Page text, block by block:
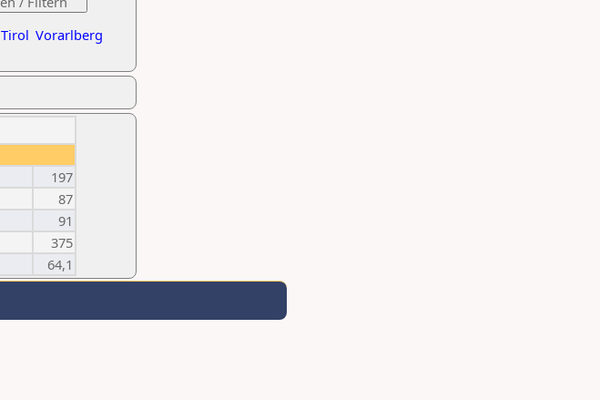
Tirol Vorarlberg
197
87
91
375
64,1